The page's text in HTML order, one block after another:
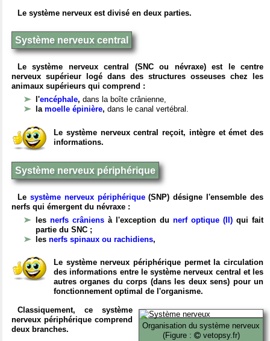
Le système nerveux est divisé en deux parties.
Système nerveux central
Le système nerveux central (SNC ou névraxe) est le centre
nerveux supérieur logé dans des structures osseuses chez les
animaux supérieurs qui comprend :
l'encéphale, dans la boîte crânienne,
la moelle épinière, dans le canal vertébral.
Le système nerveux central reçoit, intègre et émet des
informations.
Système nerveux périphérique
Le système nerveux périphérique(SNP) désigne l'ensemble des
nerfs qui émergent du névraxe :
les nerfs crâniens à l'exception du nerf optique (II) qui fait
partie du SNC ;
les nerfs spinaux ou rachidiens,
Le système nerveux périphérique permet la circulation
des informations entre le système nerveux central et les
autres organes du corps (dans les deux sens) pour un
fonctionnement optimal de l'organisme.
Organisation du système nerveux
(Figure :
vetopsy.fr)
Classiquement, ce système
nerveux périphérique comprend
deux branches.